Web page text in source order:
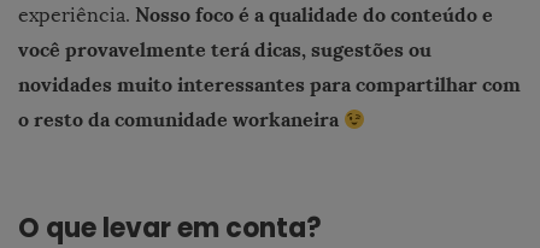
experiência. Nosso foco é a qualidade do conteúdo e
você provavelmente terá dicas, sugestões ou
novidades muito interessantes para compartilhar com
o resto da comunidade workaneira
O que levar em conta?